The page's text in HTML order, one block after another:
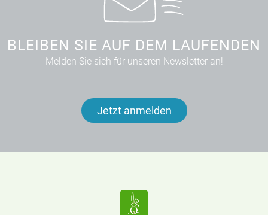
BLEIBEN SIE AUF DEM LAUFENDEN
Melden Sie sich für unseren Newsletter an!
Jetzt anmelden